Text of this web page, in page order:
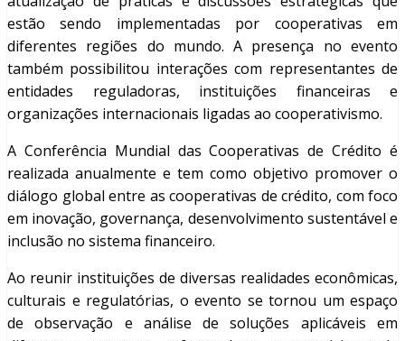
estão sendo implementadas por cooperativas em
diferentes regiões do mundo. A presença no evento
também possibilitou interações com representantes de
entidades reguladoras, instituições financeiras e
organizações internacionais ligadas ao cooperativismo.
A Conferência Mundial das Cooperativas de Crédito é
realizada anualmente e tem como objetivo promover o
diálogo global entre as cooperativas de crédito, com foco
em inovação, governança, desenvolvimento sustentável e
inclusão no sistema financeiro.
Ao reunir instituições de diversas realidades econômicas,
culturais e regulatórias, o evento se tornou um espaço
de observação e análise de soluções aplicáveis em